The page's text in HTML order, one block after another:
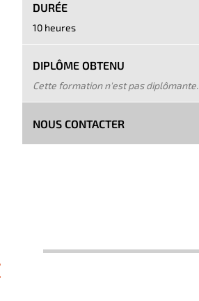
DURÉE
10 heures
DIPLÔME OBTENU
Cette formation n'est pas diplômante.
NOUS CONTACTER